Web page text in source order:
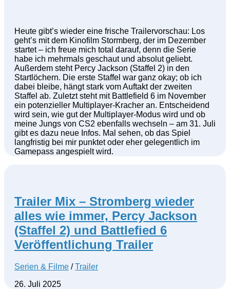
Heute gibt’s wieder eine frische Trailervorschau: Los
geht’s mit dem Kinofilm Stormberg, der im Dezember
startet – ich freue mich total darauf, denn die Serie
habe ich mehrmals geschaut und absolut geliebt.
Außerdem steht Percy Jackson (Staffel 2) in den
Startlöchern. Die erste Staffel war ganz okay; ob ich
dabei bleibe, hängt stark vom Auftakt der zweiten
Staffel ab. Zuletzt steht mit Battlefield 6 im November
ein potenzieller Multiplayer-Kracher an. Entscheidend
wird sein, wie gut der Multiplayer-Modus wird und ob
meine Jungs von CS2 ebenfalls wechseln – am 31. Juli
gibt es dazu neue Infos. Mal sehen, ob das Spiel
langfristig bei mir punktet oder eher gelegentlich im
Gamepass angespielt wird.
Trailer Mix – Stromberg wieder
alles wie immer, Percy Jackson
(Staffel 2) und Battlefied 6
Veröffentlichung Trailer
Serien & Filme /Trailer
26. Juli 2025